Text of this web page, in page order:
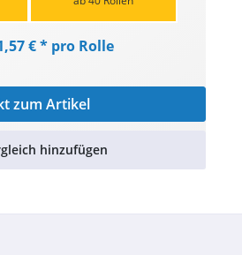
€ * pro Rolle
zum Artikel
hinzufügen